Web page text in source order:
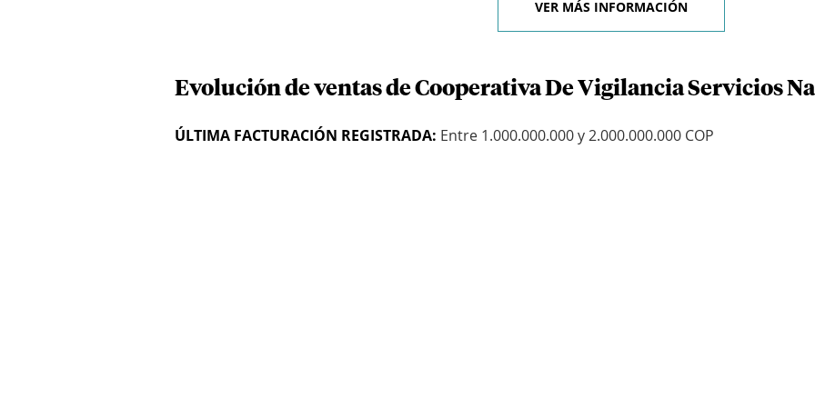
VER MÁS INFORMACIÓN
Evolución de ventas de Cooperativa De Vigilancia Servicios
ÚLTIMA FACTURACIÓN REGISTRADA: Entre 1.000.000.000 y 2.000.000.000 COP